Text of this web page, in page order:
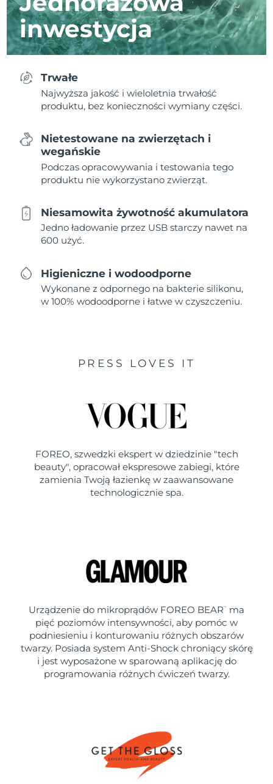
inwestycja
Trwałe
Najwyższa jakość i wieloletnia trwałość
produktu, bez konieczności wymiany części.
Nietestowane na zwierzętach i
wegańskie
Podczas opracowywania i testowania tego
produktu nie wykorzystano zwierząt.
Niesamowita żywotność akumulatora
Jedno ładowanie przez USB starczy nawet na
600 użyć.
Higieniczne i wodoodporne
Wykonane z odpornego na bakterie silikonu,
w 100% wodoodporne i łatwe w czyszczeniu.
PRESS LOVES IT
FOREO, szwedzki ekspert w dziedzinie "tech
beauty", opracował ekspresowe zabiegi, które
zamienia Twoją łazienkę w zaawansowane
technologicznie spa.
Urządzenie do mikroprądów FOREO BEAR ™
ma
pięć poziomów intensywności, aby pomóc w
podniesieniu i konturowaniu różnych obszarów
twarzy. Posiada system Anti-Shock chroniący skórę
i jest wyposażone w sparowaną aplikację do
programowania różnych ćwiczeń twarzy.